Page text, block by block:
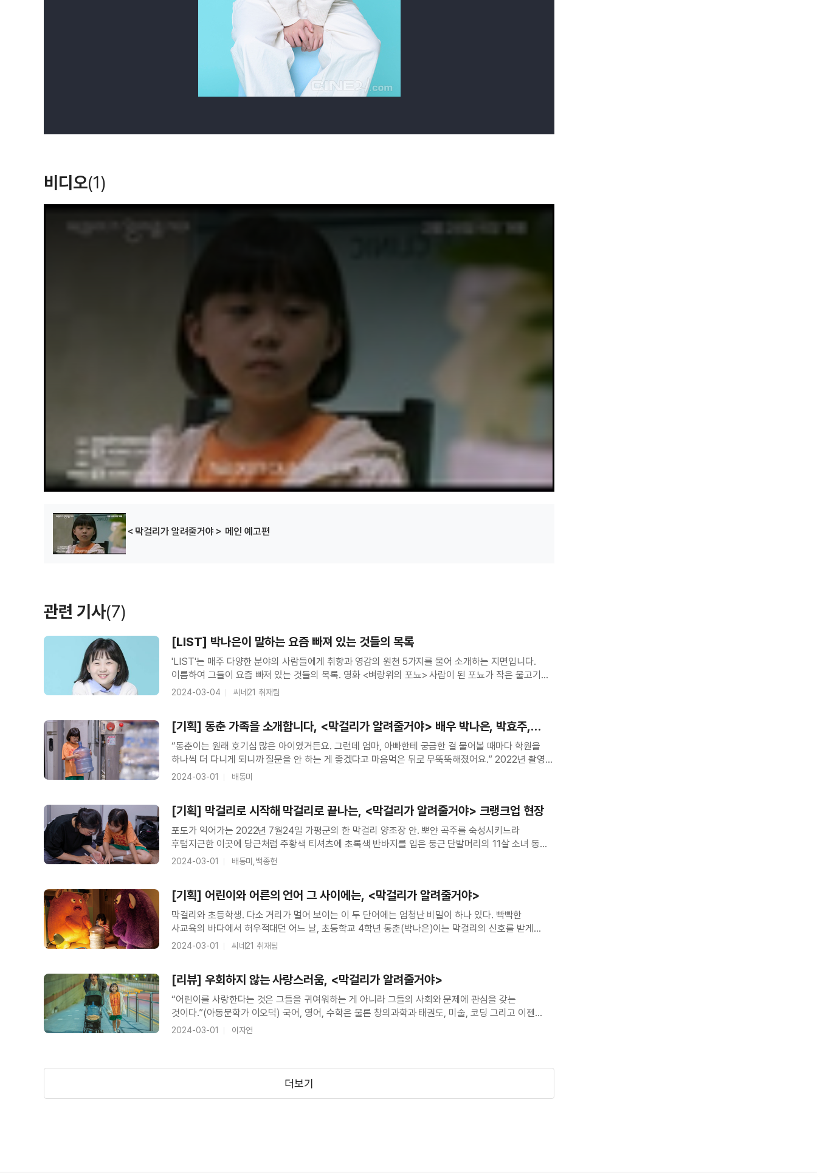
비디오(1)
＜막걸리가 알려줄거야＞ 메인 예고편
관련 기사(7)
[LIST] 박나은이 말하는 요즘 빠져 있는 것들의 목록
'LIST'는 매주 다양한 분야의 사람들에게 취향과 영감의 원천 5가지를 물어 소개하는 지면입니다.
이름하여 그들이 요즘 빠져 있는 것들의 목록. 영화 <벼랑위의 포뇨> 사람이 된 포뇨가 작은 물고기
위로 달려가면서 소스케를 바라보는 장면을 가장 좋아한다. 소스케를 위해 사람이 된 포뇨의 용기와
2024-03-04 씨네21 취재팀
[기획] 동춘 가족을 소개합니다, <막걸리가 알려줄거야> 배우 박나은, 박효주,
김지훈
“동춘이는 원래 호기심 많은 아이였거든요. 그런데 엄마, 아빠한테 궁금한 걸 물어볼 때마다 학원을
하나씩 더 다니게 되니까 질문을 안 하는 게 좋겠다고 마음먹은 뒤로 무뚝뚝해졌어요.” 2022년 촬영
당시 11살이었던 아역배우 박나은은 자신의 캐릭터 ‘동춘’의 성격을 이렇게 야무지게 소개했다.
2024-03-01 배동미
[기획] 막걸리로 시작해 막걸리로 끝나는, <막걸리가 알려줄거야> 크랭크업 현장
포도가 익어가는 2022년 7월24일 가평군의 한 막걸리 양조장 안. 뽀얀 곡주를 숙성시키느라
후텁지근한 이곳에 당근처럼 주황색 티셔츠에 초록색 반바지를 입은 둥근 단발머리의 11살 소녀 동춘
(박나은)이 우두커니 서 있다. 생각에 잠긴 듯 진지한 표정의 소녀는 호주머니에서 동전 하나를
2024-03-01 배동미,백종헌
[기획] 어린이와 어른의 언어 그 사이에는, <막걸리가 알려줄거야>
막걸리와 초등학생. 다소 거리가 멀어 보이는 이 두 단어에는 엄청난 비밀이 하나 있다. 빡빡한
사교육의 바다에서 허우적대던 어느 날, 초등학교 4학년 동춘(박나은)이는 막걸리의 신호를 받게
된다. 로또 당첨 번호를 (그런데 이상하리만치 4등만) 알려주는 기묘한 막걸리와의 만남은 순응적인
2024-03-01 씨네21 취재팀
[리뷰] 우회하지 않는 사랑스러움, <막걸리가 알려줄거야>
“어린이를 사랑한다는 것은 그들을 귀여워하는 게 아니라 그들의 사회와 문제에 관심을 갖는
것이다.”(아동문학가 이오덕) 국어, 영어, 수학은 물론 창의과학과 태권도, 미술, 코딩 그리고 이젠
페르시아어까지. 초등학교 4학년이 된 동춘(박나은)은 승진이 버겁다는 아빠보다 더 바쁜 일상을
2024-03-01 이자연
더보기